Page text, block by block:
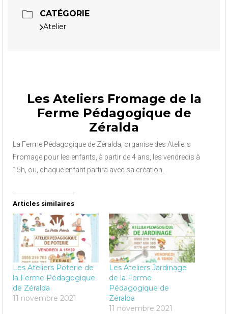
CATÉGORIE
Atelier
Les Ateliers Fromage de la
Ferme Pédagogique de
Zéralda
La Ferme Pédagogique de Zéralda, organise des Ateliers
Fromage pour les enfants, à partir de 4 ans, les vendredis à
15h, ou, chaque enfant partira avec sa création.
Articles similaires
Les Ateliers Poterie de
la Ferme Pédagogique
de Zéralda
11 novembre 2021
Les Ateliers Jardinage
de la Ferme
Pédagogique de
Zéralda
11 novembre 2021